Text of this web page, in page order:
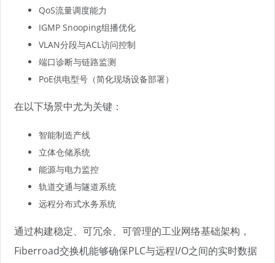
QoS流量调度能力
IGMP Snooping组播优化
VLAN分段与ACL访问控制
端口诊断与链路监测
PoE供电型号（简化现场设备部署）
在以下场景中尤为关键：
智能制造产线
立体仓储系统
能源与电力监控
轨道交通与隧道系统
远程分布式水务系统
通过构建稳定、可冗余、可管理的工业网络基础架构，
Fiberroad交换机能够确保PLC与远程I/O之间的实时数据